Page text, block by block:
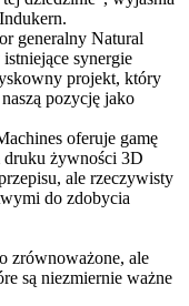
generalny Natural
synergie
projekt, który
pozycję jako
oferuje gamę
żywności 3D
ale rzeczywisty
do zdobycia
zrównoważone, ale
są niezmiernie ważne